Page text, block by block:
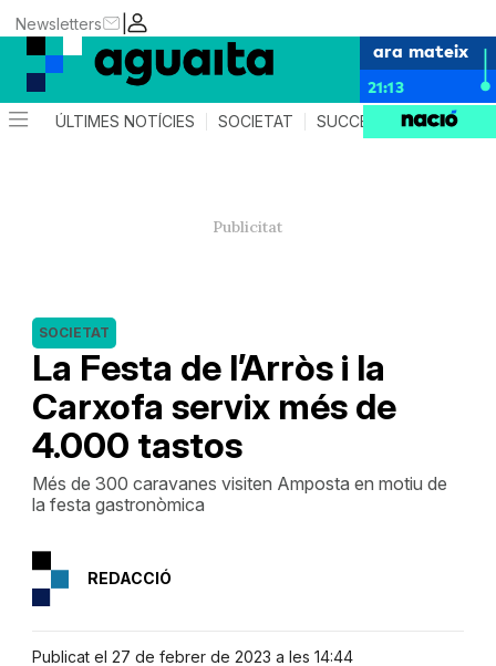
|
Newsletters
ara mateix
21:13
ÚLTIMES NOTÍCIES SOCIETAT SUCCESSOS AGENDA
La Festa de l’Arròs i la
Carxofa servix més de
4.000 tastos
SOCIETAT
Més de 300 caravanes visiten Amposta en motiu de
la festa gastronòmica
REDACCIÓ
Publicat el 27 de febrer de 2023 a les 14:44